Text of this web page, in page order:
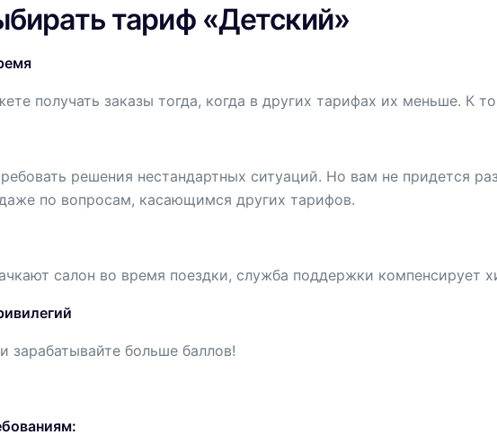
тариф «Детский»
получать заказы тогда, когда в других тарифах их меньше. К
решения нестандартных ситуаций. Но вам не придется
по вопросам, касающимся других тарифов.
салон во время поездки, служба поддержки компенсирует
зарабатывайте больше баллов!